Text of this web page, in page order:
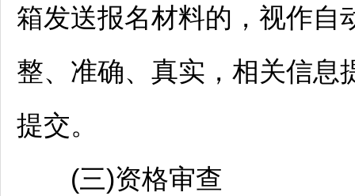
箱发送报名材料的，视作自
整、准确、真实，相关信息
提交。
(三)资格审查